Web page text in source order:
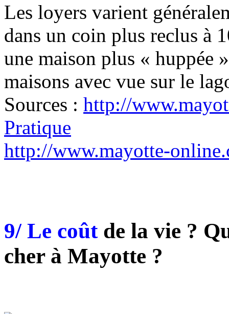
Les loyers varient
dans un coin plus reclus à
une maison plus « huppée
maisons avec vue sur le
Sources : http://
Pratique
http://www.mayotte-
9/ Le coûtde la vie ?
cher à Mayotte ?